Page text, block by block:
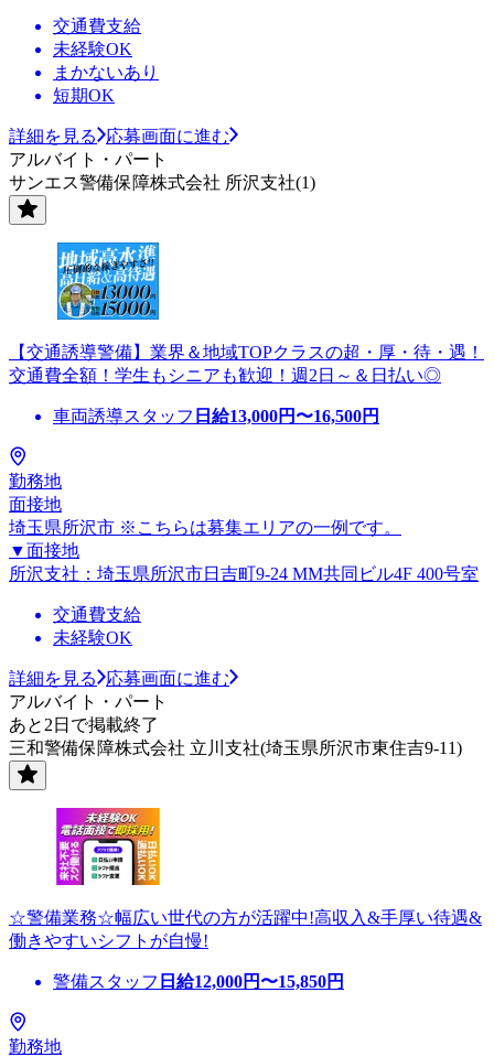
交通費支給
未経験OK
まかないあり
短期OK
詳細を見る
応募画面に進む
アルバイト・パート
サンエス警備保障株式会社 所沢支社(1)
【交通誘導警備】業界＆地域TOPクラスの超・厚・待・遇！
交通費全額！学生もシニアも歓迎！週2日～＆日払い◎
車両誘導スタッフ 日給13,000円〜16,500円
勤務地
面接地
埼玉県所沢市 ※こちらは募集エリアの一例です。
▼面接地
所沢支社：埼玉県所沢市日吉町9-24 MM共同ビル4F 400号室
交通費支給
未経験OK
詳細を見る
応募画面に進む
アルバイト・パート
あと2日で掲載終了
三和警備保障株式会社 立川支社(埼玉県所沢市東住吉9-11)
☆警備業務☆幅広い世代の方が活躍中!高収入&手厚い待遇&
働きやすいシフトが自慢!
警備スタッフ 日給12,000円〜15,850円
勤務地